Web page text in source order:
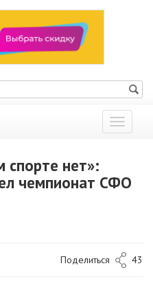
Показать
меню
спорте нет»:
чемпионат СФО
Поделиться 43